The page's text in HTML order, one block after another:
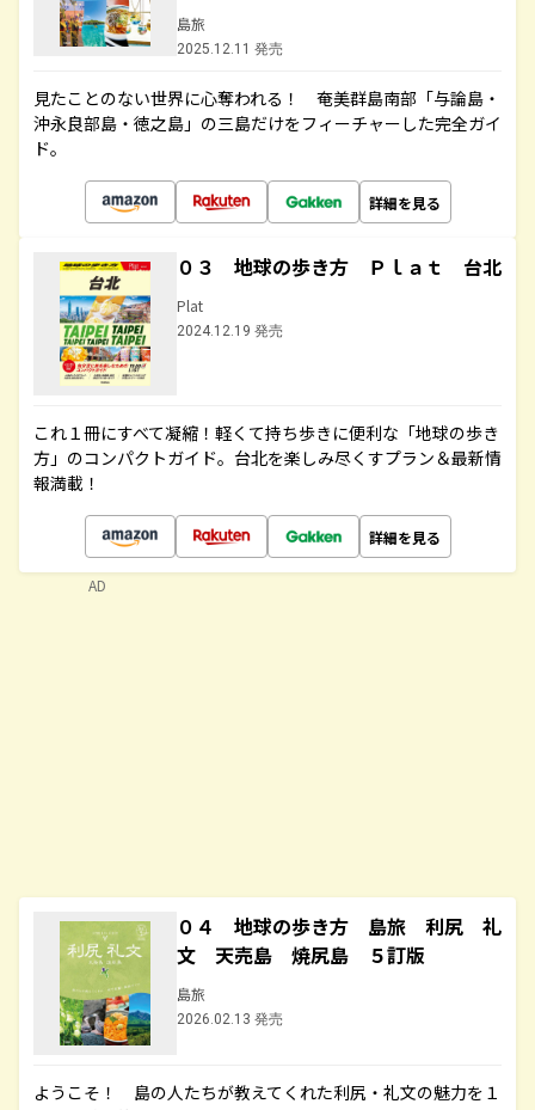
島旅
2025.12.11 発売
見たことのない世界に心奪われる！ 奄美群島南部「与論島・
沖永良部島・徳之島」の三島だけをフィーチャーした完全ガイ
ド。
詳細を見る
０３ 地球の歩き方 Ｐｌａｔ 台北
Plat
2024.12.19 発売
これ１冊にすべて凝縮！軽くて持ち歩きに便利な「地球の歩き
方」のコンパクトガイド。台北を楽しみ尽くすプラン＆最新情
報満載！
詳細を見る
０４ 地球の歩き方 島旅 利尻 礼
文 天売島 焼尻島 ５訂版
島旅
2026.02.13 発売
ようこそ！ 島の人たちが教えてくれた利尻・礼文の魅力を１
AD